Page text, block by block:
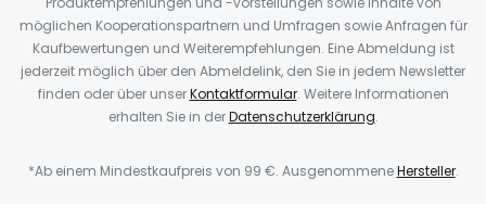
möglichen Kooperationspartnern und Umfragen sowie Anfragen für
Kaufbewertungen und Weiterempfehlungen. Eine Abmeldung ist
jederzeit möglich über den Abmeldelink, den Sie in jedem Newsletter
finden oder über unserKontaktformular. Weitere Informationen
erhalten Sie in derDatenschutzerklärung.
*Ab einem Mindestkaufpreis von 99 €. AusgenommeneHersteller.